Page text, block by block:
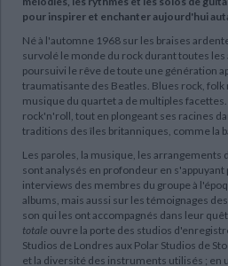
pour inspirer et enchanter aujourd'hui
Né à l'automne 1968 sur les braises
survolé le monde du rock durant toutes les
poursuivi le rêve de toute une génération
traumatisante des Beatles. Blues rock, folk
musique du quartet a de multiples
rock'n'roll, tout en plongeant ses racines
traditions des îles britanniques, comme la
Les paroles, la musique, les arrangements
sont analysés en profondeur en
interviews des membres du groupe à
albums, mais aussi sur les témoignages
son qui les ont accompagnés dans leur
totale ouvre la porte des studios
Studios de Londres aux Polar Studios de
et la diversité des instruments utilisés ;